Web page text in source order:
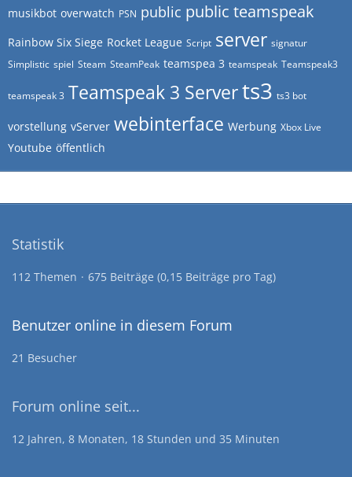
musikbot overwatch PSN public public teamspeak
Rainbow Six Siege Rocket League Script server signatur
Simplistic spiel Steam SteamPeak teamspea 3 teamspeak Teamspeak3
teamspeak 3 Teamspeak 3 Serverts3 ts3 bot
vorstellung vServer webinterface Werbung Xbox Live
Youtube öffentlich
Statistik
112 Themen 675 Beiträge (0,15 Beiträge pro Tag)
Benutzer online in diesem Forum
21 Besucher
Forum online seit...
12 Jahren, 8 Monaten, 18 Stunden und 35 Minuten